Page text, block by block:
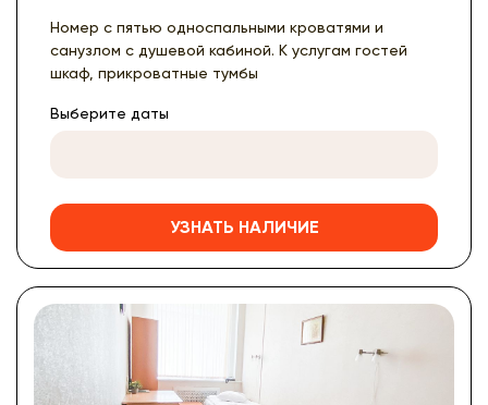
Номер с пятью односпальными кроватями и
санузлом с душевой кабиной. К услугам гостей
шкаф, прикроватные тумбы
Выберите даты
УЗНАТЬ НАЛИЧИЕ